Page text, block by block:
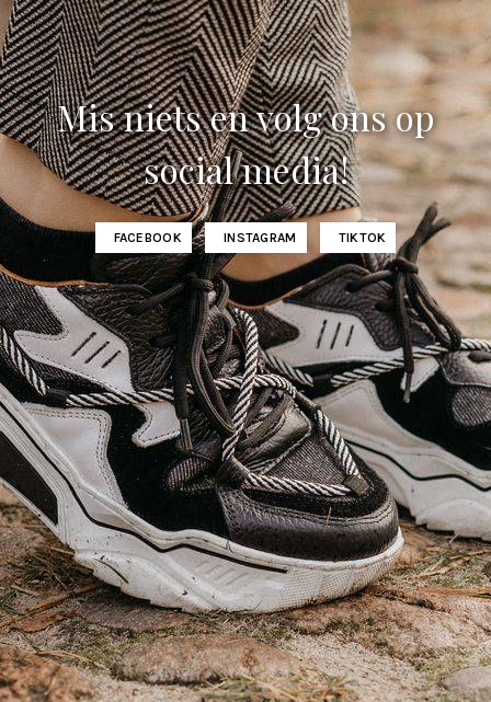
Mis niets en volg ons op
social media!
FACEBOOK INSTAGRAM TIKTOK